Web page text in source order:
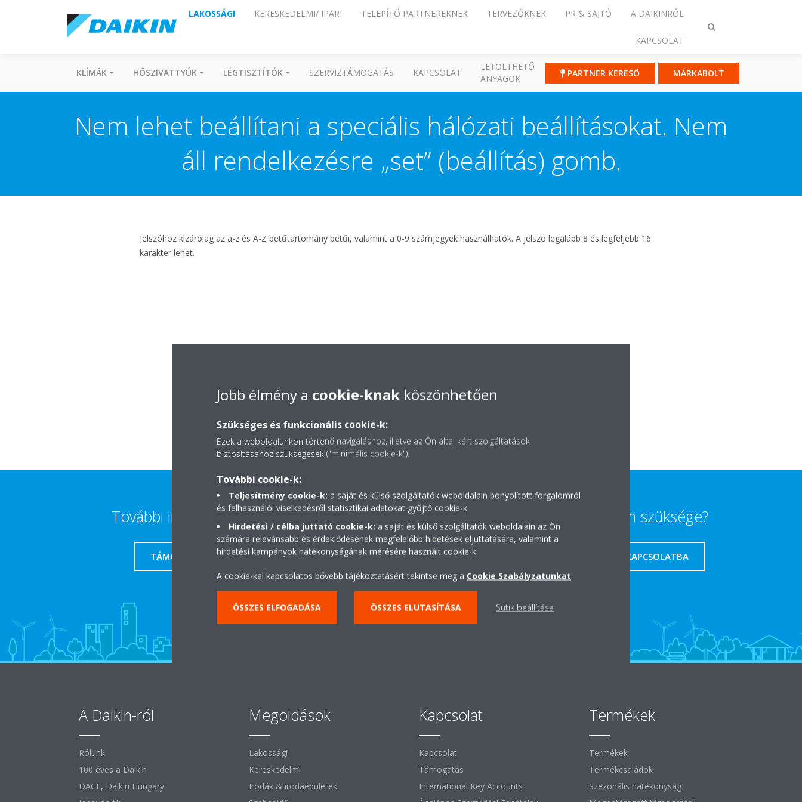
Keresés
LAKOSSÁGI KERESKEDELMI/ IPARI TELEPÍTŐ PARTNEREKNEK TERVEZŐKNEK PR & SAJTÓ A DAIKINRÓL
KAPCSOLAT
KLÍMÁK HŐSZIVATTYÚK LÉGTISZTÍTÓK SZERVIZTÁMOGATÁS KAPCSOLAT
LETÖLTHETŐ
ANYAGOK
PARTNER KERESŐ MÁRKABOLT
Nem lehet beállítani a speciális hálózati beállításokat. Nem
áll rendelkezésre „set” (beállítás) gomb.
Jelszóhoz kizárólag az a-z és A-Z betűtartomány betűi, valamint a 0-9 számjegyek használhatók. A jelszó legalább 8 és legfeljebb 16
karakter lehet.
További információk
TÁMOGATÁS
Lépj be a Daikin virtuális
bemutatótermébe
VIRTUÁLIS TÚRA INDÍTÁSA
Segítségre van szüksége?
LÉPJEN VELÜNK KAPCSOLATBA
A Daikin-ról
Rólunk
100 éves a Daikin
DACE, Daikin Hungary
Megoldások
Lakossági
Kereskedelmi
Irodák & irodaépületek
Kapcsolat
Kapcsolat
Támogatás
International Key Accounts
Termékek
Termékek
Termékcsaládok
Szezonális hatékonyság
Jobb élmény a cookie-knak köszönhetően
Szükséges és funkcionális cookie-k:
Ezek a weboldalunkon történő navigáláshoz, illetve az Ön által kért szolgáltatások
biztosításához szükségesek ("minimális cookie-k").
További cookie-k:
Teljesítmény cookie-k: a saját és külső szolgáltatók weboldalain bonyolított forgalomról
és felhasználói viselkedésről statisztikai adatokat gyűjtő cookie-k
Hirdetési / célba juttató cookie-k: a saját és külső szolgáltatók weboldalain az Ön
számára relevánsabb és érdeklődésének megfelelőbb hidetések eljuttatására, valamint a
hirdetési kampányok hatékonyságának mérésére használt cookie-k
A cookie-kal kapcsolatos bővebb tájékoztatásért tekintse meg a Cookie Szabályzatunkat.
ÖSSZES ELFOGADÁSA ÖSSZES ELUTASÍTÁSA Sütik beállítása